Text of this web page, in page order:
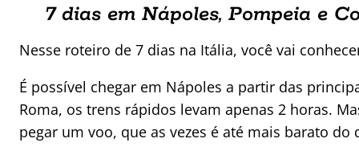
7 dias em Nápoles, Pompeia e
Nesse roteiro de 7 dias na Itália, você vai
É possível chegar em Nápoles a partir das
Roma, os trens rápidos levam apenas 2 horas.
pegar um voo, que as vezes é até mais barato do